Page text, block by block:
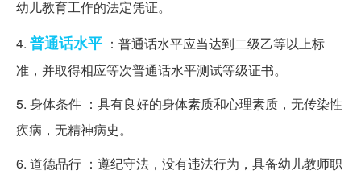
幼儿教育工作的法定凭证。
4. 普通话水平 ：普通话水平应当达到二级乙等以上标
准，并取得相应等次普通话水平测试等级证书。
5. 身体条件 ：具有良好的身体素质和心理素质，无传染性
疾病，无精神病史。
6. 道德品行 ：遵纪守法，没有违法行为，具备幼儿教师职